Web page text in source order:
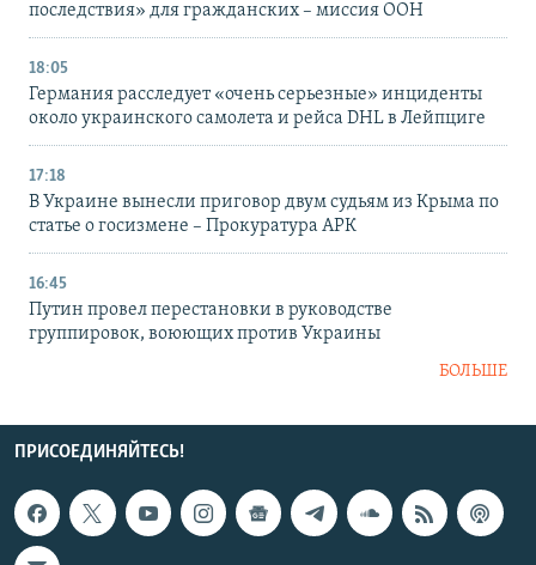
последствия» для гражданских – миссия ООН
18:05
Германия расследует «очень серьезные» инциденты
около украинского самолета и рейса DHL в Лейпциге
17:18
В Украине вынесли приговор двум судьям из Крыма по
статье о госизмене – Прокуратура АРК
16:45
Путин провел перестановки в руководстве
группировок, воюющих против Украины
БОЛЬШЕ
ПРИСОЕДИНЯЙТЕСЬ!